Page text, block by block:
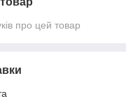
про цей товар